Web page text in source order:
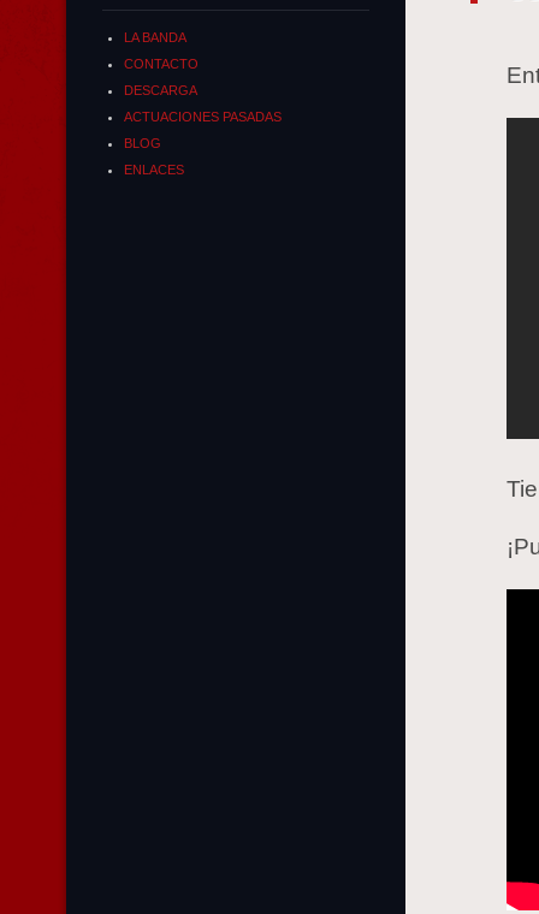
LA BANDA
CONTACTO
DESCARGA
ACTUACIONES PASADAS
BLOG
ENLACES